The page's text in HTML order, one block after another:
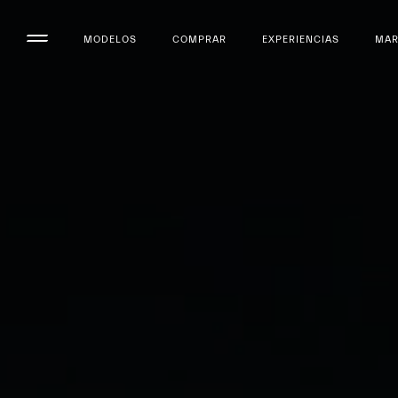
MODELOS COMPRAR EXPERIENCIAS